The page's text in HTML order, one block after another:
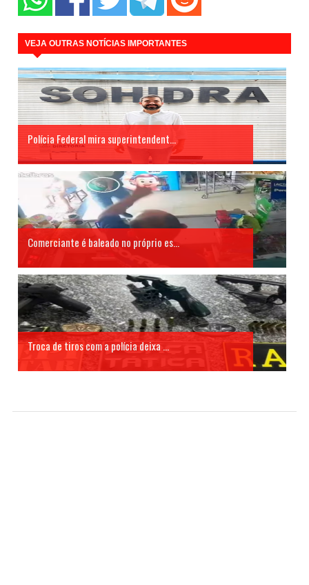
VEJA OUTRAS NOTÍCIAS IMPORTANTES
Polícia Federal mira superintendent...
Comerciante é baleado no próprio es...
Troca de tiros com a polícia deixa ...